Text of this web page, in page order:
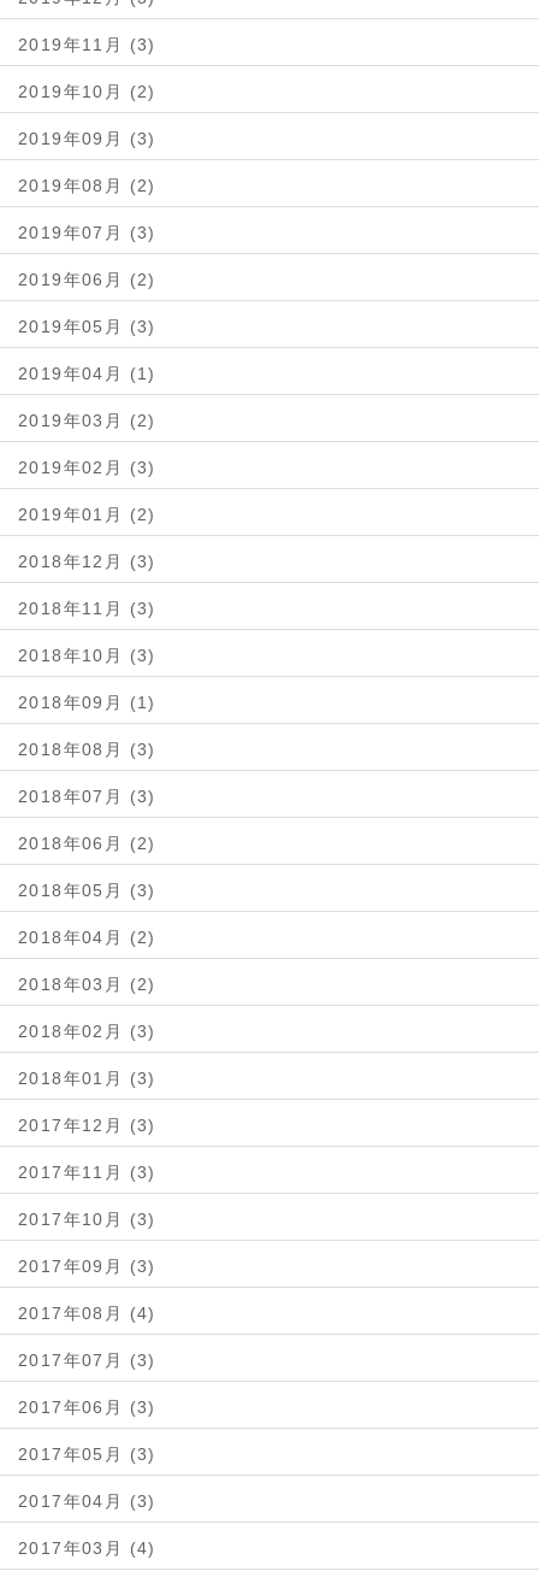
2019年11月 (3)
2019年10月 (2)
2019年09月 (3)
2019年08月 (2)
2019年07月 (3)
2019年06月 (2)
2019年05月 (3)
2019年04月 (1)
2019年03月 (2)
2019年02月 (3)
2019年01月 (2)
2018年12月 (3)
2018年11月 (3)
2018年10月 (3)
2018年09月 (1)
2018年08月 (3)
2018年07月 (3)
2018年06月 (2)
2018年05月 (3)
2018年04月 (2)
2018年03月 (2)
2018年02月 (3)
2018年01月 (3)
2017年12月 (3)
2017年11月 (3)
2017年10月 (3)
2017年09月 (3)
2017年08月 (4)
2017年07月 (3)
2017年06月 (3)
2017年05月 (3)
2017年04月 (3)
2017年03月 (4)